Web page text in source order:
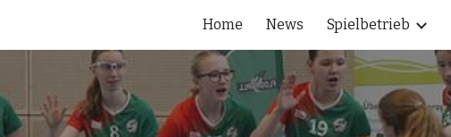
Skip to navigation
Home News Spielbetrieb